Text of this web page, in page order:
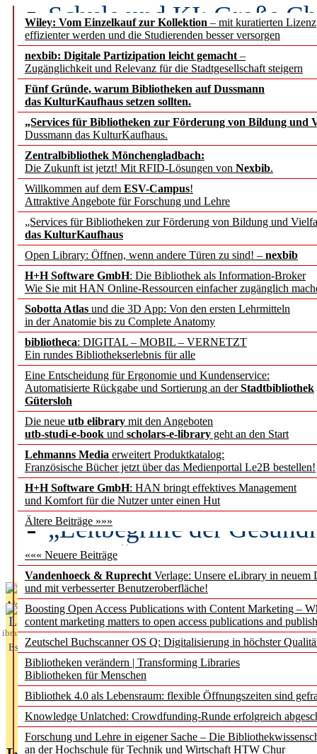
Wiley: Vom Einzelkauf zur Kollektion – mit kuratierten
effizienter werden und die Studierenden besser versorgen
nexbib: Digitale Partizipation leicht gemacht –
Zugänglichkeit und Relevanz für die Stadtgesellschaft steigern
Fünf Gründe, warum Bibliotheken auf Dussmann
das KulturKaufhaus setzen sollten.
„Services für Bibliotheken zur Förderung von Bildung und
Dussmann das KulturKaufhaus.
Zentralbibliothek Mönchengladbach:
Die Zukunft ist jetzt! Mit RFID-Lösungen von Nexbib.
Willkommen auf dem ESV-Campus!
Attraktive Angebote für Forschung und Lehre
„Services für Bibliotheken zur Förderung von Bildung und
das KulturKaufhaus
Open Library: Öffnen, wenn andere Türen zu sind! – nexbib
H+H Software GmbH: Die Bibliothek als Information-Broker
Wie Sie mit HAN Online-Ressourcen einfacher zugänglich
Sobotta Atlas und die 3D App: Von den ersten Lehrmitteln
in der Anatomie bis zu Complete Anatomy
bibliotheca: DIGITAL – MOBIL – VERNETZT
Ein rundes Bibliothekserlebnis für alle
Eine Entscheidung für Ergonomie und Kundenservice:
Automatisierte Rückgabe und Sortierung an derStadtbibliothek
Gütersloh
Die neue utb elibrary mit den Angeboten
utb-studi-e-book und scholars-e-library geht an den Start
Lehmanns Media erweitert Produktkatalog:
Französische Bücher jetzt über das Medienportal Le2B bestellen!
H+H Software GmbH: HAN bringt effektives Management
und Komfort für die Nutzer unter einen Hut
Ältere Beiträge »»»
««« Neuere Beiträge
Vandenhoeck & Ruprecht Verlage: Unsere eLibrary in neuem
und mit verbesserter Benutzeroberfläche!
Boosting Open Access Publications with Content Marketing –
content marketing matters to open access publications and
Zeutschel Buchscanner OS Q: Digitalisierung in höchster
Bibliotheken verändern | Transforming Libraries
Bibliotheken für Menschen
Bibliothek 4.0 als Lebensraum: flexible Öffnungszeiten sind
Knowledge Unlatched: Crowdfunding-Runde erfolgreich
Forschung und Lehre in eigener Sache – Die
an der Hochschule für Technik und Wirtschaft HTW Chur
Schule und KI: Große
Voraussetzungen
Erfolgreiches erstes
Segment Research –
angepasst
konstruktiv!
Mohr Siebeck
und die Zeitschrift für
Francke Attempto
EBSCO Information
Recherchefunktionen in
Sorbisches Institut neu
Geschichte und
Künstliche Intelligenz
besser zu verstehen
„Leitbegriffe der
des BIÖG erscheinen
Aktuelles aus
L
ibrary
Essentials